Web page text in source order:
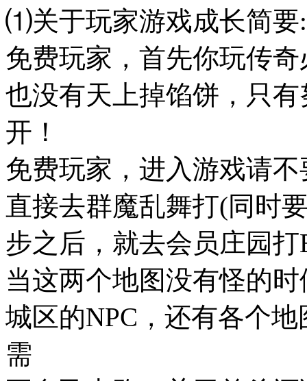
⑴关于玩家游戏成长简
免费玩家，首先你玩传
也没有天上掉馅饼，只
开！
免费玩家，进入游戏请
直接去群魔乱舞打(同时
步之后，就去会员庄园
当这两个地图没有怪的
城区的NPC，还有各个
需